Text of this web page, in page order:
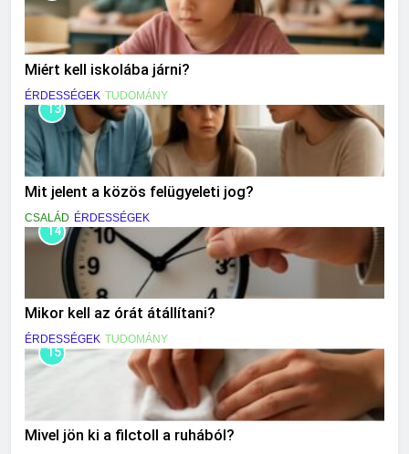
Miért kell iskolába járni?
ÉRDESSÉGEK TUDOMÁNY
13
Mit jelent a közös felügyeleti jog?
CSALÁD ÉRDESSÉGEK
14
Mikor kell az órát átállítani?
ÉRDESSÉGEK TUDOMÁNY
15
Mivel jön ki a filctoll a ruhából?